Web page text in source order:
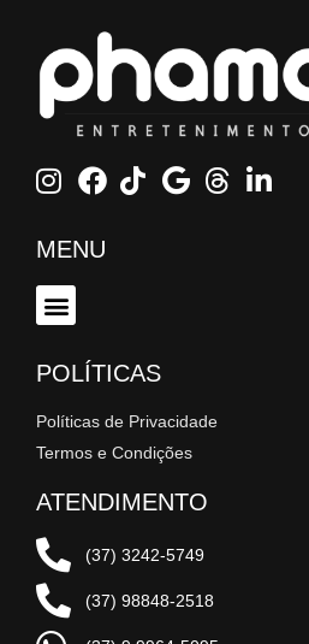
MENU
POLÍTICAS
Políticas de Privacidade
Termos e Condições
ATENDIMENTO
(37) 3242-5749
(37) 98848-2518